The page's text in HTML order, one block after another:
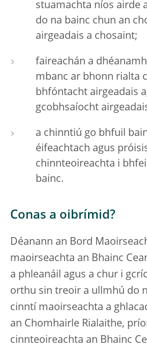
stuamachta níos airde
do na bainc chun an
airgeadais a chosaint;
faireachán a
mbanc ar bhonn rialta
bhfóntacht airgeadais
gcobhsaíocht
a chinntiú go bhfuil
éifeachtach agus
chinnteoireachta i
bainc.
Conas a oibrímid?
Déanann an Bord
maoirseachta an Bhainc
a phleanáil agus a chur i
orthu sin treoir a ullmhú do
cinntí maoirseachta a
an Chomhairle Rialaithe,
cinnteoireachta an Bhainc